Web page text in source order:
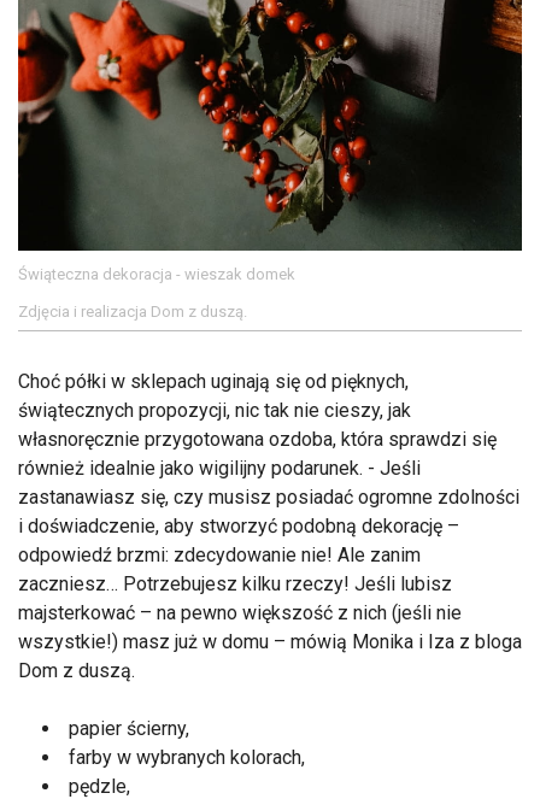
Świąteczna dekoracja - wieszak domek
Zdjęcia i realizacja Dom z duszą.
Choć półki w sklepach uginają się od pięknych,
świątecznych propozycji, nic tak nie cieszy, jak
własnoręcznie przygotowana ozdoba, która sprawdzi się
również idealnie jako wigilijny podarunek. - Jeśli
zastanawiasz się, czy musisz posiadać ogromne zdolności
i doświadczenie, aby stworzyć podobną dekorację –
odpowiedź brzmi: zdecydowanie nie! Ale zanim
zaczniesz… Potrzebujesz kilku rzeczy! Jeśli lubisz
majsterkować – na pewno większość z nich (jeśli nie
wszystkie!) masz już w domu – mówią Monika i Iza z bloga
Dom z duszą.
papier ścierny,
farby w wybranych kolorach,
pędzle,